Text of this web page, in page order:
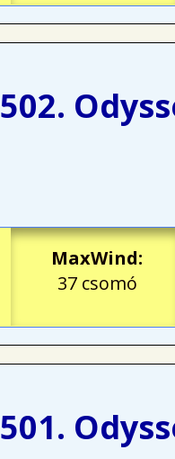
502.
MaxWind:
37 csomó
501.